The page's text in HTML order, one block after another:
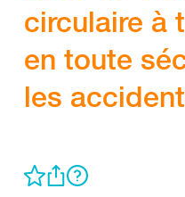
circulaire à
en toute
les